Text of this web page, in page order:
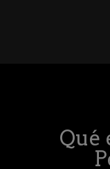
Qué